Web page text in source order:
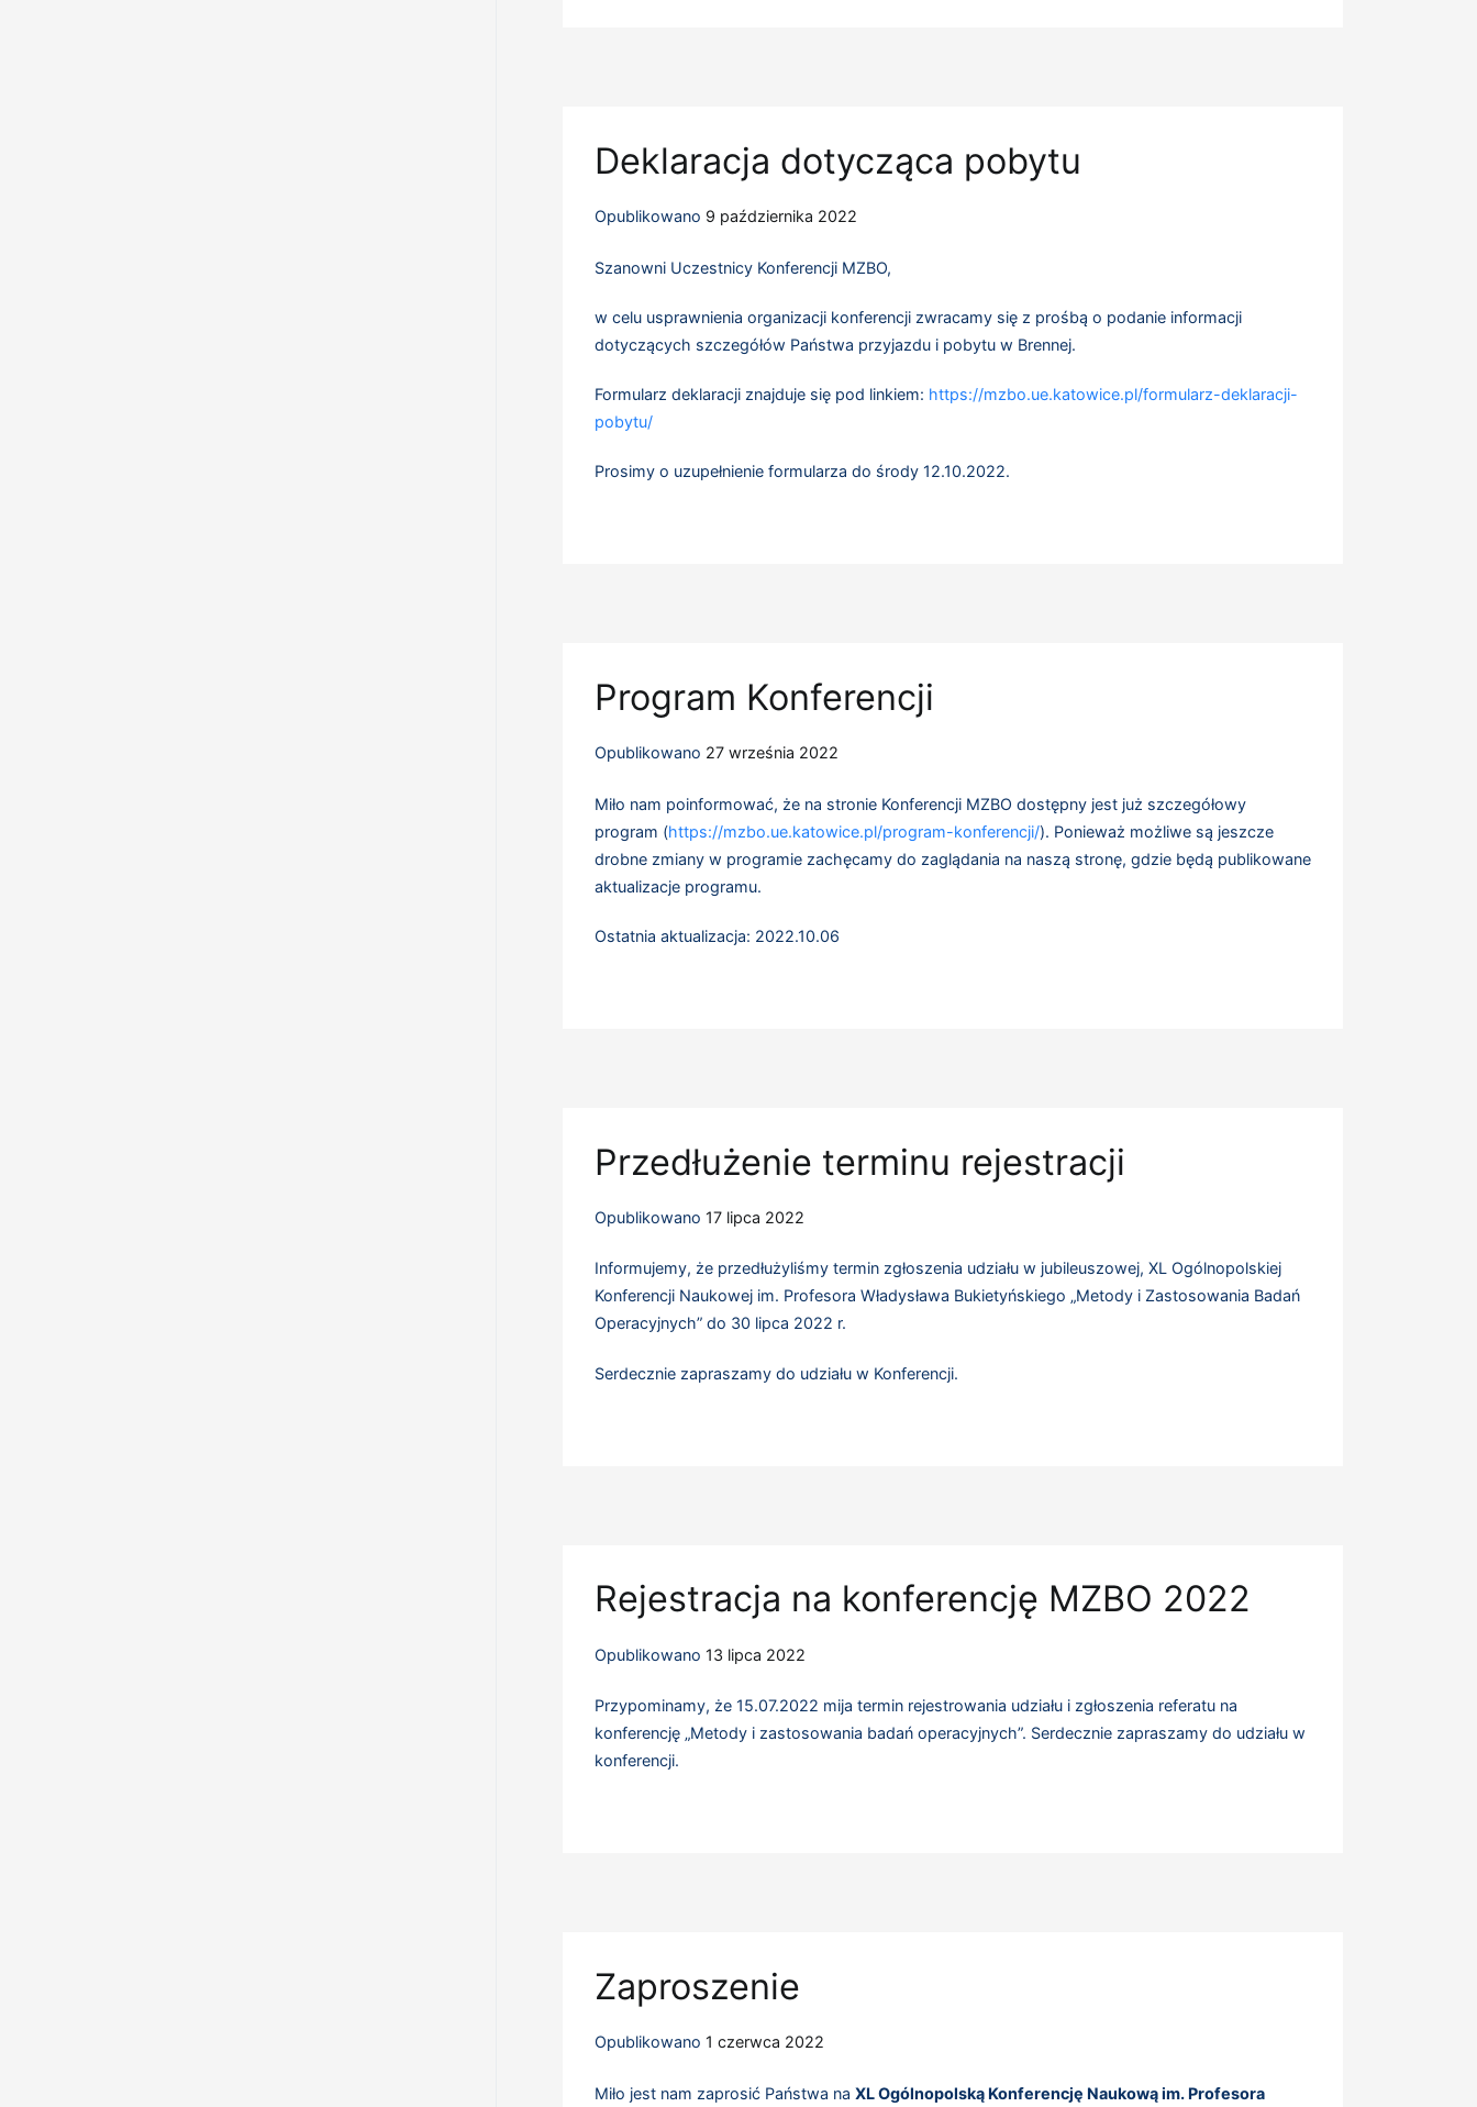
Deklaracja dotycząca pobytu
Opublikowano 9 października 2022
Szanowni Uczestnicy Konferencji MZBO,
w celu usprawnienia organizacji konferencji zwracamy się z prośbą o podanie informacji
dotyczących szczegółów Państwa przyjazdu i pobytu w Brennej.
Formularz deklaracji znajduje się pod linkiem: https://mzbo.ue.katowice.pl/formularz-deklaracji-
pobytu/
Prosimy o uzupełnienie formularza do środy 12.10.2022.
Program Konferencji
Opublikowano 27 września 2022
Miło nam poinformować, że na stronie Konferencji MZBO dostępny jest już szczegółowy
program (https://mzbo.ue.katowice.pl/program-konferencji/). Ponieważ możliwe są jeszcze
drobne zmiany w programie zachęcamy do zaglądania na naszą stronę, gdzie będą publikowane
aktualizacje programu.
Ostatnia aktualizacja: 2022.10.06
Przedłużenie terminu rejestracji
Opublikowano 17 lipca 2022
Informujemy, że przedłużyliśmy termin zgłoszenia udziału w jubileuszowej, XL Ogólnopolskiej
Konferencji Naukowej im. Profesora Władysława Bukietyńskiego „Metody i Zastosowania Badań
Operacyjnych” do 30 lipca 2022 r.
Serdecznie zapraszamy do udziału w Konferencji.
Rejestracja na konferencję MZBO 2022
Opublikowano 13 lipca 2022
Przypominamy, że 15.07.2022 mija termin rejestrowania udziału i zgłoszenia referatu na
konferencję „Metody i zastosowania badań operacyjnych”. Serdecznie zapraszamy do udziału w
konferencji.
Zaproszenie
Opublikowano 1 czerwca 2022
Miło jest nam zaprosić Państwa na XL Ogólnopolską Konferencję Naukową im. Profesora